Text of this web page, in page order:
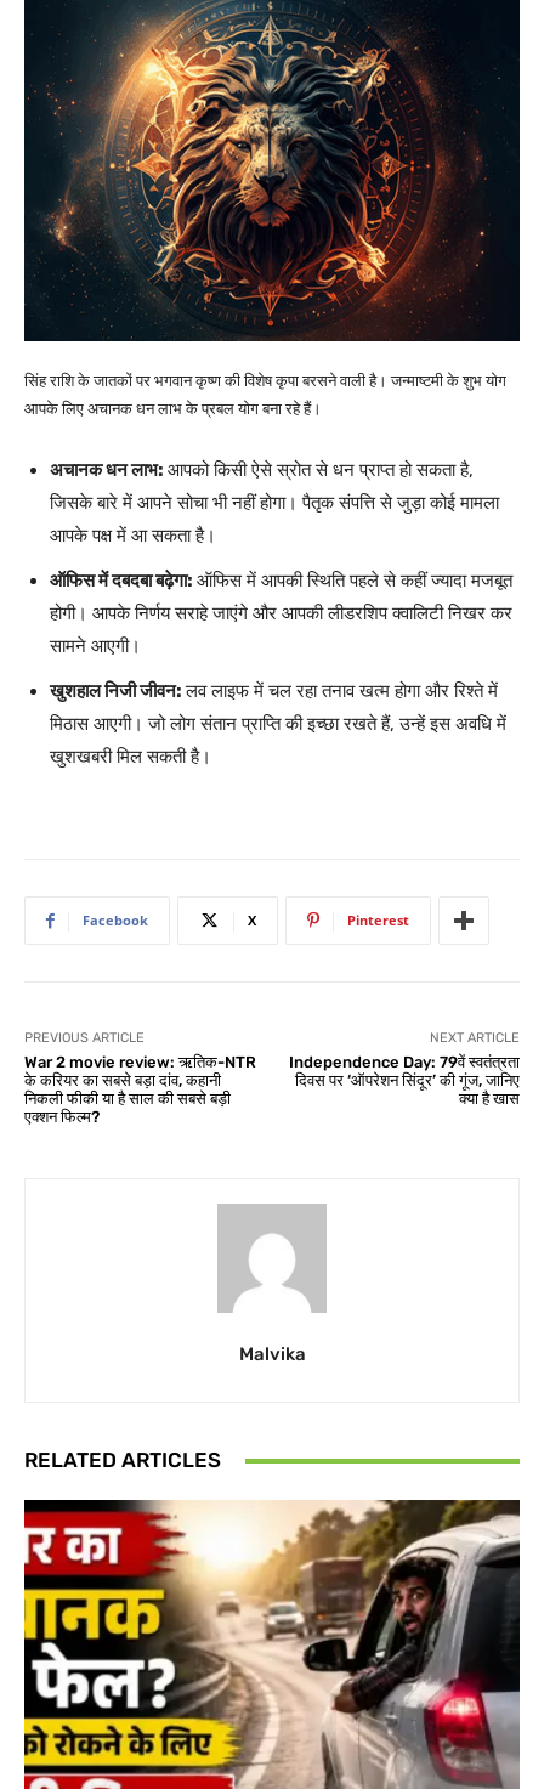
सिंह राशि के जातकों पर भगवान कृष्ण की विशेष कृपा बरसने वाली है। जन्माष्टमी के शुभ योग
आपके लिए अचानक धन लाभ के प्रबल योग बना रहे हैं।
अचानक धन लाभ: आपको किसी ऐसे स्रोत से धन प्राप्त हो सकता है,
जिसके बारे में आपने सोचा भी नहीं होगा। पैतृक संपत्ति से जुड़ा कोई मामला
आपके पक्ष में आ सकता है।
ऑफिस में दबदबा बढ़ेगा: ऑफिस में आपकी स्थिति पहले से कहीं ज्यादा मजबूत
होगी। आपके निर्णय सराहे जाएंगे और आपकी लीडरशिप क्वालिटी निखर कर
सामने आएगी।
खुशहाल निजी जीवन:लव लाइफ में चल रहा तनाव खत्म होगा और रिश्ते में
मिठास आएगी। जो लोग संतान प्राप्ति की इच्छा रखते हैं, उन्हें इस अवधि में
खुशखबरी मिल सकती है।
Facebook X Pinterest
PREVIOUS ARTICLE
War 2 movie review: ऋतिक-NTR
के करियर का सबसे बड़ा दांव, कहानी
निकली फीकी या है साल की सबसे बड़ी
एक्शन फिल्म?
NEXT ARTICLE
Independence Day: 79वें स्वतंत्रता
दिवस पर ‘ऑपरेशन सिंदूर’ की गूंज, जानिए
क्या है खास
Malvika
RELATED ARTICLES